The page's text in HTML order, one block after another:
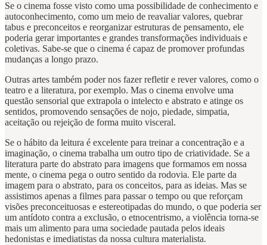
Se o cinema fosse visto como uma possibilidade de conhecimento e
autoconhecimento, como um meio de reavaliar valores, quebrar
tabus e preconceitos e reorganizar estruturas de pensamento, ele
poderia gerar importantes e grandes transformações individuais e
coletivas. Sabe-se que o cinema é capaz de promover profundas
mudanças a longo prazo.
Outras artes também poder nos fazer refletir e rever valores, como o
teatro e a literatura, por exemplo. Mas o cinema envolve uma
questão sensorial que extrapola o intelecto e abstrato e atinge os
sentidos, promovendo sensações de nojo, piedade, simpatia,
aceitação ou rejeição de forma muito visceral.
Se o hábito da leitura é excelente para treinar a concentração e a
imaginação, o cinema trabalha um outro tipo de criatividade. Se a
literatura parte do abstrato para imagens que formamos em nossa
mente, o cinema pega o outro sentido da rodovia. Ele parte da
imagem para o abstrato, para os conceitos, para as ideias. Mas se
assistimos apenas a filmes para passar o tempo ou que reforçam
visões preconceituosas e estereotipadas do mundo, o que poderia ser
um antídoto contra a exclusão, o etnocentrismo, a violência torna-se
mais um alimento para uma sociedade pautada pelos ideais
hedonistas e imediatistas da nossa cultura materialista.